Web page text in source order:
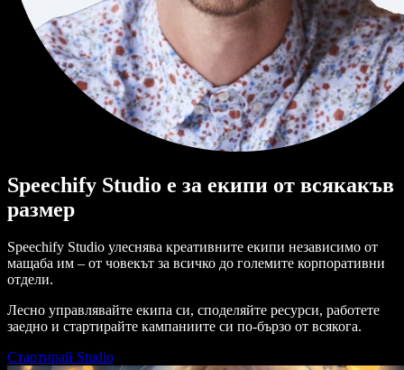
Speechify Studio е за екипи от всякакъв
размер
Speechify Studio улеснява креативните екипи независимо от
мащаба им – от човекът за всичко до големите корпоративни
отдели.
Лесно управлявайте екипа си, споделяйте ресурси, работете
заедно и стартирайте кампаниите си по-бързо от всякога.
Стартирай Studio